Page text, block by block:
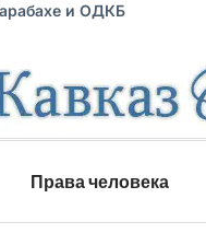
и ОДКБ
Права человека